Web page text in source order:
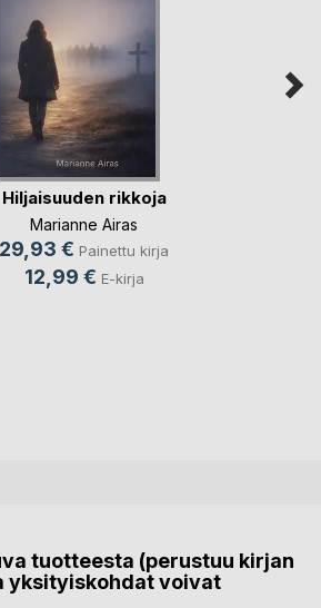
Hiljaisuuden rikkoja
Marianne Airas
29,93 € Painettu kirja
12,99 € E-kirja
tuotteesta (perustuu kirjan
yksityiskohdat voivat